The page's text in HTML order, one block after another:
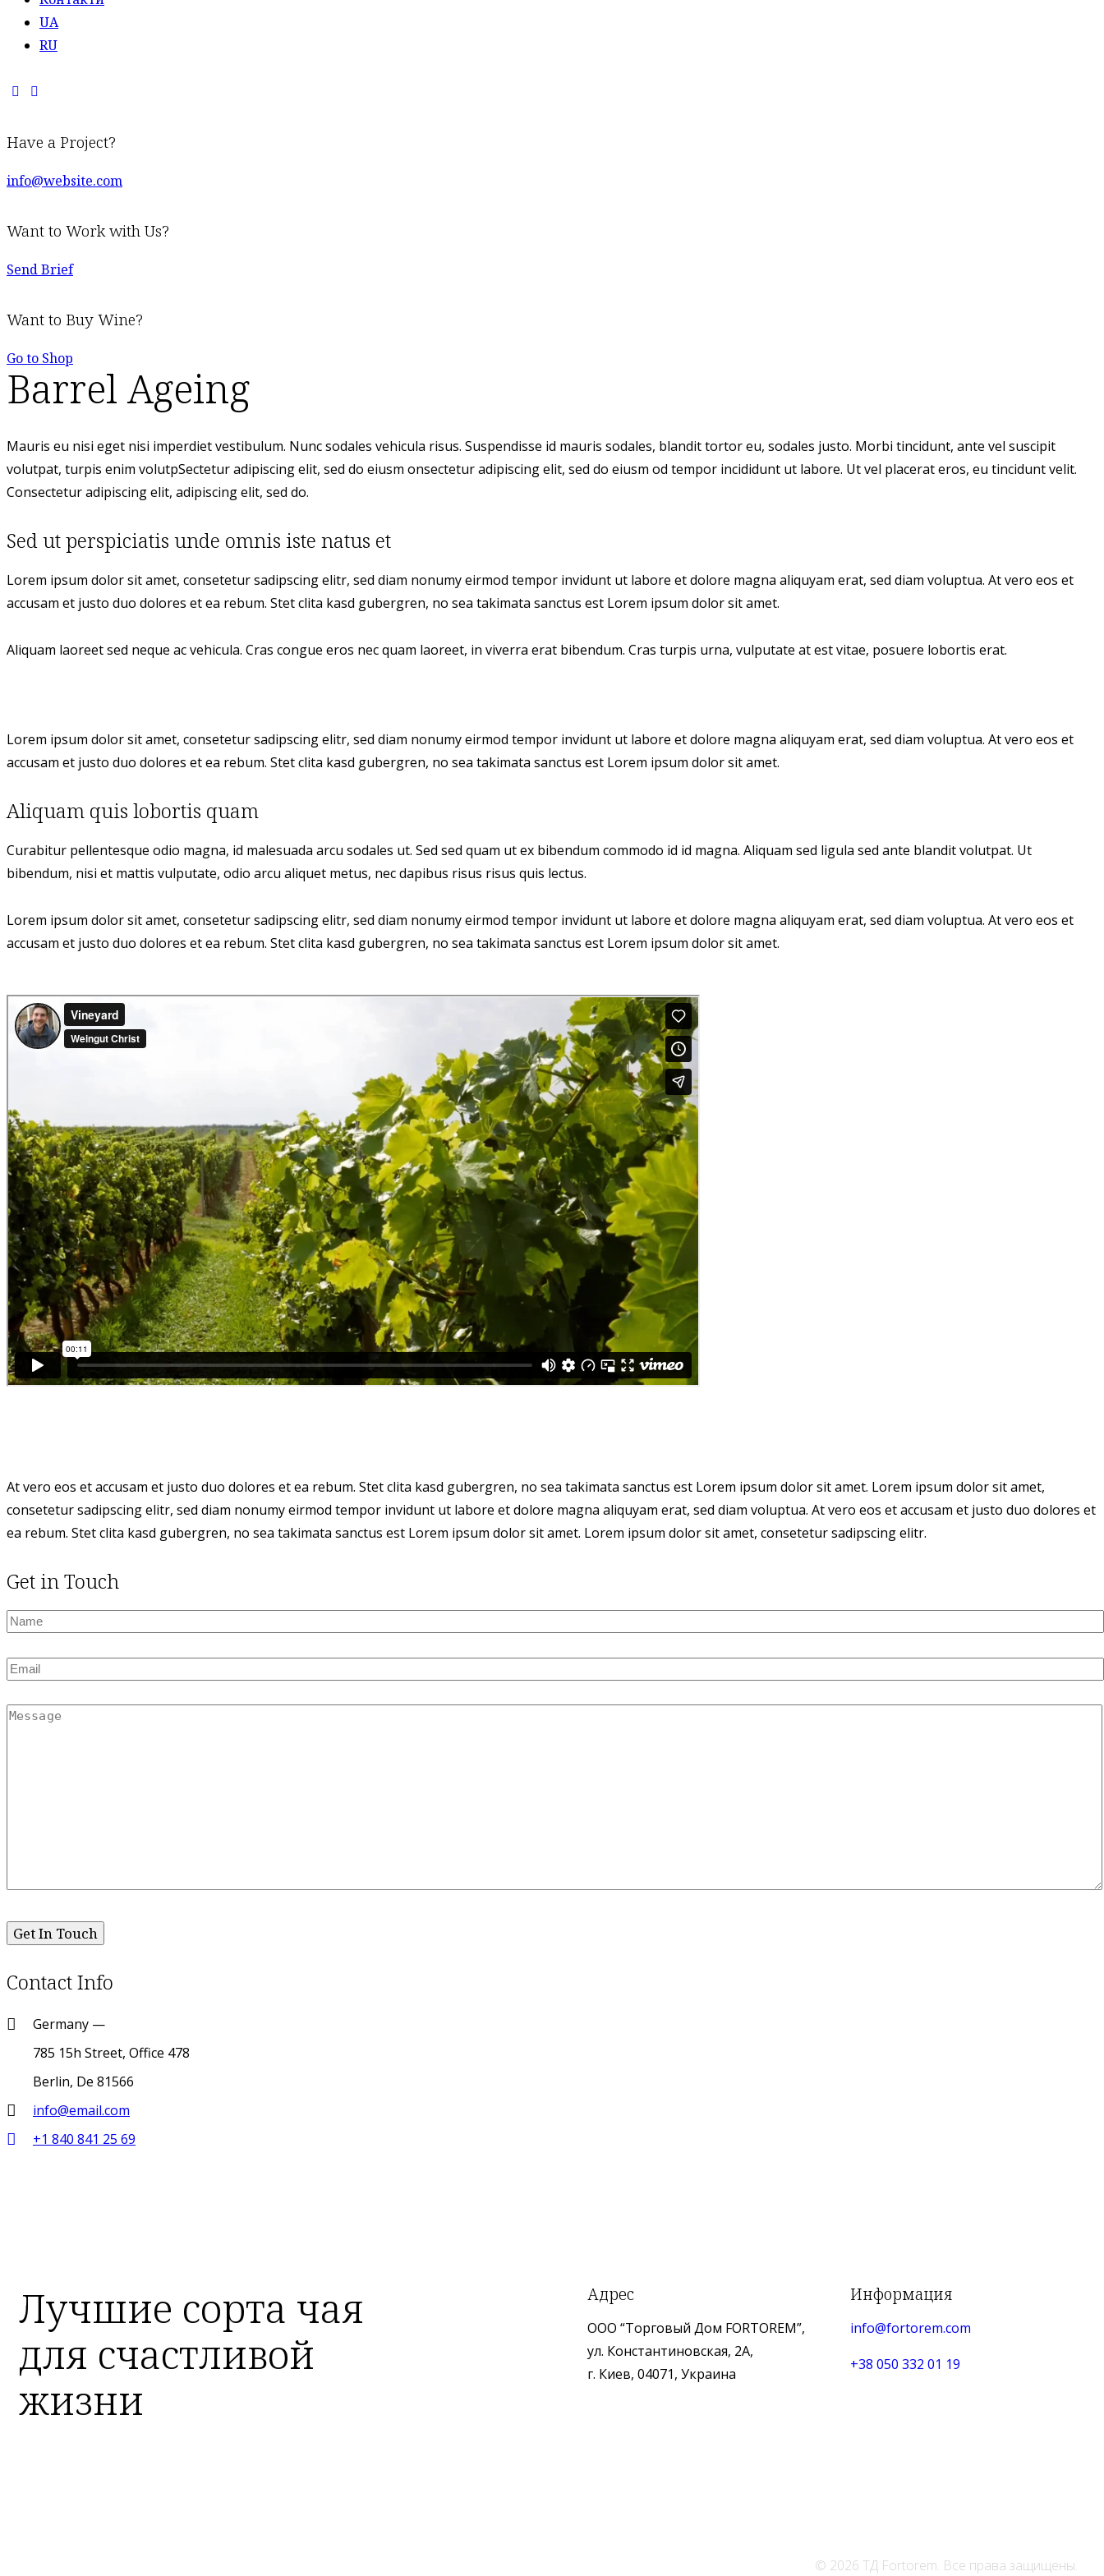
UA
RU
Have a Project?
info@website.com
Want to Work with Us?
Send Brief
Want to Buy Wine?
Go to Shop
Barrel Ageing
Mauris eu nisi eget nisi imperdiet vestibulum. Nunc sodales vehicula risus. Suspendisse id mauris sodales, blandit tortor eu, sodales justo. Morbi tincidunt, ante vel suscipit
volutpat, turpis enim volutpSectetur adipiscing elit, sed do eiusm onsectetur adipiscing elit, sed do eiusm od tempor incididunt ut labore. Ut vel placerat eros, eu tincidunt velit.
Consectetur adipiscing elit, adipiscing elit, sed do.
Sed ut perspiciatis unde omnis iste natus et
Lorem ipsum dolor sit amet, consetetur sadipscing elitr, sed diam nonumy eirmod tempor invidunt ut labore et dolore magna aliquyam erat, sed diam voluptua. At vero eos et
accusam et justo duo dolores et ea rebum. Stet clita kasd gubergren, no sea takimata sanctus est Lorem ipsum dolor sit amet.
Aliquam laoreet sed neque ac vehicula. Cras congue eros nec quam laoreet, in viverra erat bibendum. Cras turpis urna, vulputate at est vitae, posuere lobortis erat.
Lorem ipsum dolor sit amet, consetetur sadipscing elitr, sed diam nonumy eirmod tempor invidunt ut labore et dolore magna aliquyam erat, sed diam voluptua. At vero eos et
accusam et justo duo dolores et ea rebum. Stet clita kasd gubergren, no sea takimata sanctus est Lorem ipsum dolor sit amet.
Aliquam quis lobortis quam
Curabitur pellentesque odio magna, id malesuada arcu sodales ut. Sed sed quam ut ex bibendum commodo id id magna. Aliquam sed ligula sed ante blandit volutpat. Ut
bibendum, nisi et mattis vulputate, odio arcu aliquet metus, nec dapibus risus risus quis lectus.
Lorem ipsum dolor sit amet, consetetur sadipscing elitr, sed diam nonumy eirmod tempor invidunt ut labore et dolore magna aliquyam erat, sed diam voluptua. At vero eos et
accusam et justo duo dolores et ea rebum. Stet clita kasd gubergren, no sea takimata sanctus est Lorem ipsum dolor sit amet.
At vero eos et accusam et justo duo dolores et ea rebum. Stet clita kasd gubergren, no sea takimata sanctus est Lorem ipsum dolor sit amet. Lorem ipsum dolor sit amet,
consetetur sadipscing elitr, sed diam nonumy eirmod tempor invidunt ut labore et dolore magna aliquyam erat, sed diam voluptua. At vero eos et accusam et justo duo dolores et
ea rebum. Stet clita kasd gubergren, no sea takimata sanctus est Lorem ipsum dolor sit amet. Lorem ipsum dolor sit amet, consetetur sadipscing elitr.
Get in Touch
Contact Info
Germany —
785 15h Street, Office 478
Berlin, De 81566
info@email.com
+1 840 841 25 69
Лучшие сорта чая
для счастливой
жизни
Адрес
ООО “Торговый Дом FORTOREM”,
ул. Константиновская, 2А,
г. Киев, 04071, Украина
Информация
info@fortorem.com
+38 050 332 01 19
© 2026 ТД Fortorem. Все права защищены.